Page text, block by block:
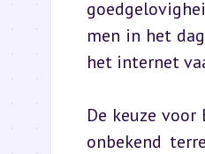
men in het
het internet
De keuze
onbekend